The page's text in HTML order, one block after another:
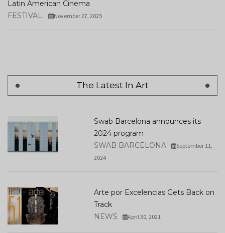
Latin American Cinema
FESTIVAL
November 27, 2025
The Latest In Art
Swab Barcelona announces its
2024 program
SWAB BARCELONA
September 11,
2024
Arte por Excelencias Gets Back on
Track
NEWS
April 30, 2021